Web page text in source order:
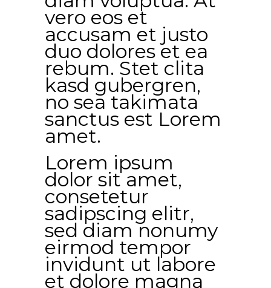
vero eos et
accusam et justo
duo dolores et ea
rebum. Stet clita
kasd gubergren,
no sea takimata
sanctus est Lorem
amet.
Lorem ipsum
dolor sit amet,
consetetur
sadipscing elitr,
sed diam nonumy
eirmod tempor
invidunt ut labore
et dolore magna